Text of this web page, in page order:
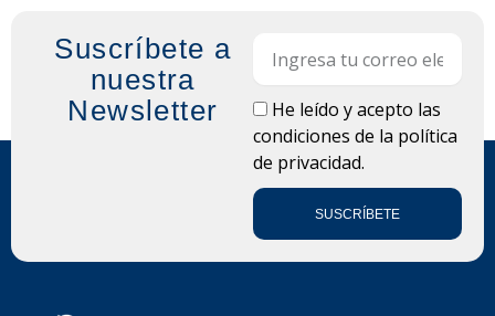
Suscríbete a
nuestra
Newsletter
LOPDHe leído y acepto las
condiciones de la política
de privacidad.
SUSCRÍBETE